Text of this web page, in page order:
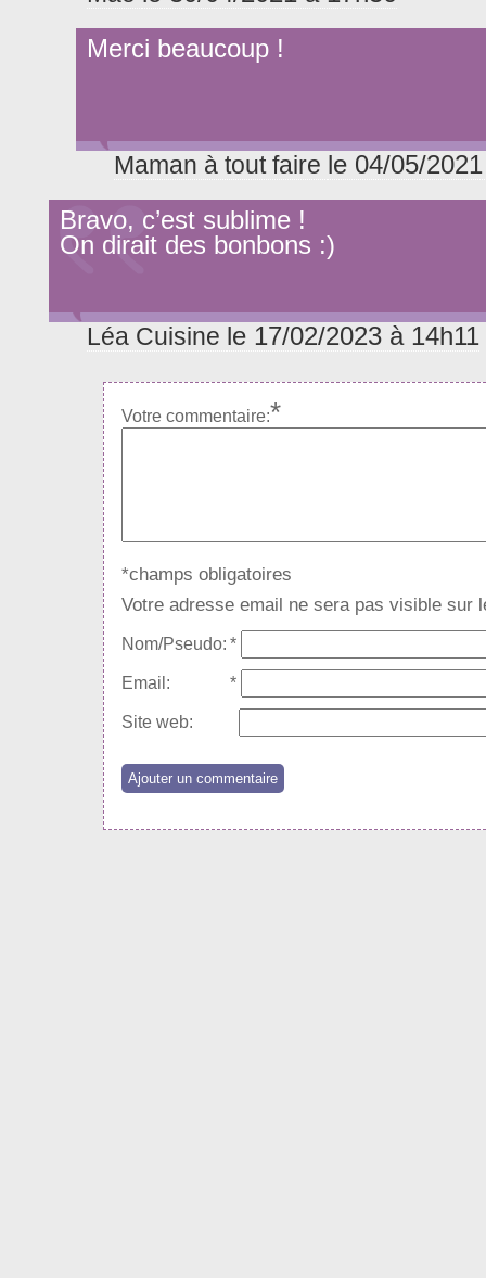
Merci beaucoup !
Maman à tout faire le 04/05/
Bravo, c’est sublime !
On dirait des bonbons :)
Léa Cuisine le 17/02/2023 à 14h11
Votre commentaire:*
*champs obligatoires
Votre adresse email ne sera pas visible sur
Nom/Pseudo: *
Email: *
Site web: